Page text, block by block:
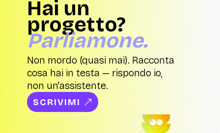
Hai un
progetto?
Parliamone.
Non mordo (quasi mai). Racconta
cosa hai in testa — rispondo io,
non un'assistente.
SCRIVIMI